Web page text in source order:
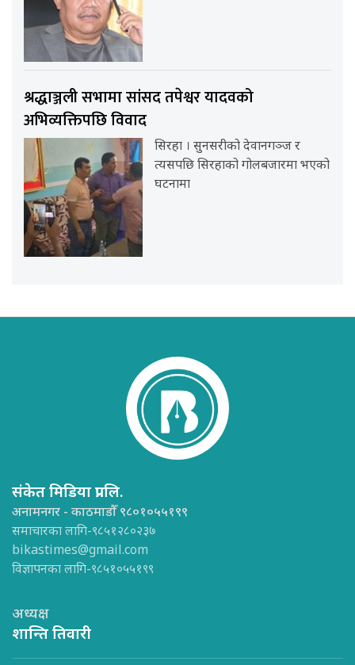
श्रद्धाञ्जली सभामा सांसद तपेश्वर यादवको
अभिव्यक्तिपछि विवाद
सिरहा । सुनसरीको देवानगञ्ज र
त्यसपछि सिरहाको गोलबजारमा भएको
घटनामा
संकेत मिडिया प्रा.लि.
अनामनगर - काठमाडौँ ९८०१०५५१९९
समाचारका लागि-९८५१२८०२३७
bikastimes@gmail.com
विज्ञापनका लागि-९८५१०५५१९९
अध्यक्ष
शान्ति तिवारी